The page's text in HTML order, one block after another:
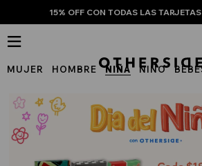
15% OFF CON TODAS LAS
MUJER HOMBRE NIÑA NIÑO
